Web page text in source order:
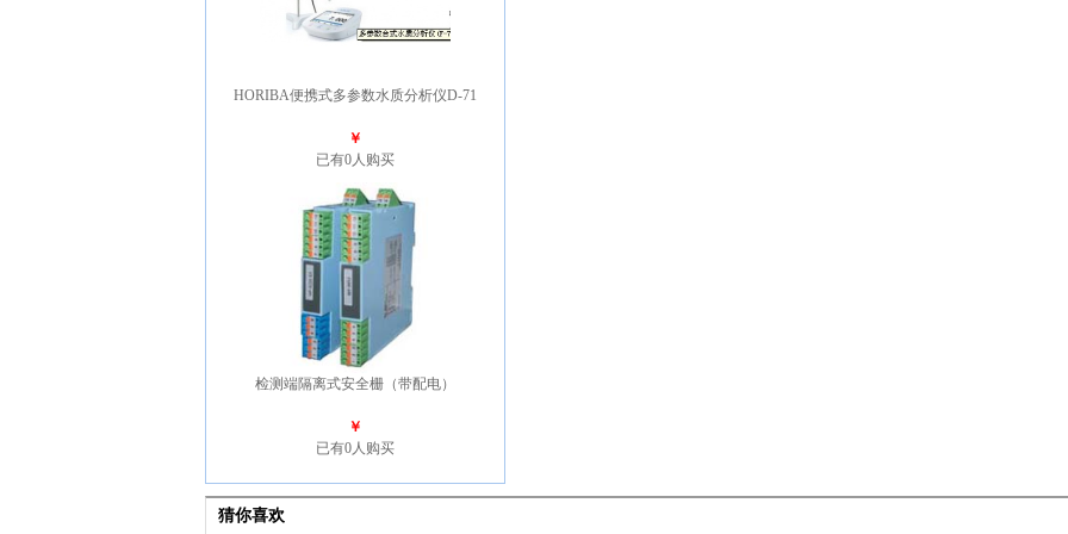
HORIBA便携式多参数水质分析仪D-71
￥
已有0人购买
检测端隔离式安全栅（带配电）
￥
已有0人购买
猜你喜欢